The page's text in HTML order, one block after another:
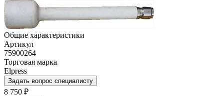
Общие характеристики
Артикул
75900264
Торговая марка
Elpress
Задать вопрос специалисту
8 750 ₽